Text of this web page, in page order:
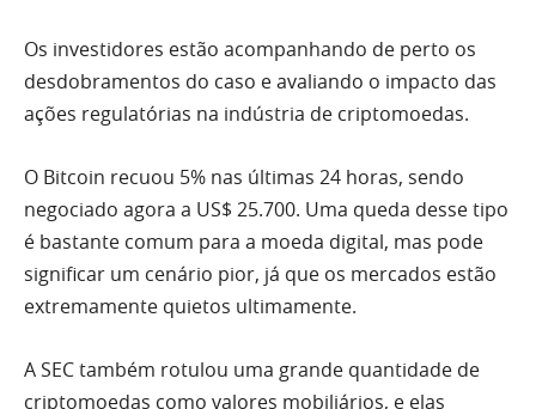
Os investidores estão acompanhando de perto os
desdobramentos do caso e avaliando o impacto das
ações regulatórias na indústria de criptomoedas.
O Bitcoin recuou 5% nas últimas 24 horas, sendo
negociado agora a US$ 25.700. Uma queda desse tipo
é bastante comum para a moeda digital, mas pode
significar um cenário pior, já que os mercados estão
extremamente quietos ultimamente.
A SEC também rotulou uma grande quantidade de
criptomoedas como valores mobiliários, e elas